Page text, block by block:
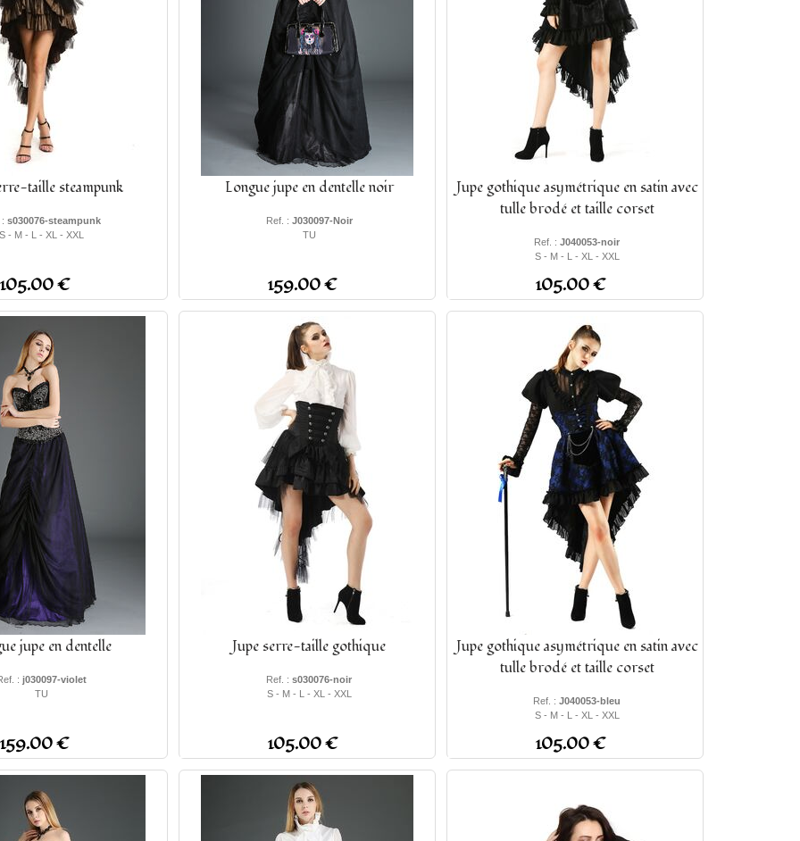
taille steampunk
s030076-steampunk
- M - L - XL - XXL
105.00 €
Longue jupe en dentelle noir
Ref. : J030097-Noir
TU
159.00 €
Jupe gothique asymétrique en satin avec
tulle brodé et taille corset
Ref. : J040053-noir
S - M - L - XL - XXL
105.00 €
jupe en dentelle
: j030097-violet
TU
159.00 €
Jupe serre-taille gothique
Ref. : s030076-noir
S - M - L - XL - XXL
105.00 €
Jupe gothique asymétrique en satin avec
tulle brodé et taille corset
Ref. : J040053-bleu
S - M - L - XL - XXL
105.00 €